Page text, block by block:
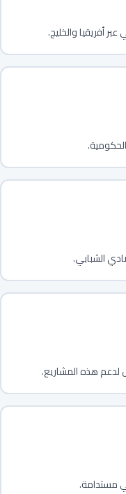
أفريقيا والخليج.
الشبابي.
لدعم هذه المشاريع.
مستدامة.